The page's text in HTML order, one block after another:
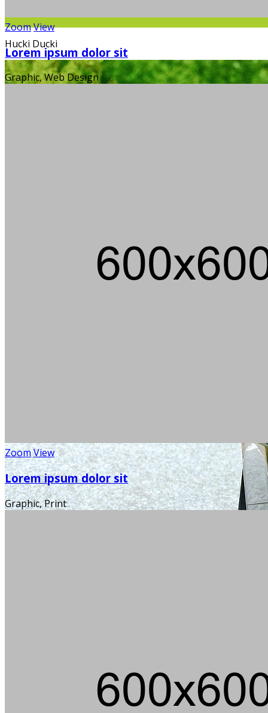
Hucki Ducki
ZoomView
Lorem ipsum dolor sit
Graphic, Web Design
ZoomView
Lorem ipsum dolor sit
Graphic, Print